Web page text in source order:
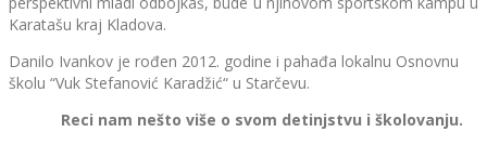
Karatašu kraj Kladova.
Danilo Ivankov je rođen 2012. godine i pahađa lokalnu Osnovnu
školu “Vuk Stefanović Karadžić“ u Starčevu.
Reci nam nešto više o svom detinjstvu i školovanju.